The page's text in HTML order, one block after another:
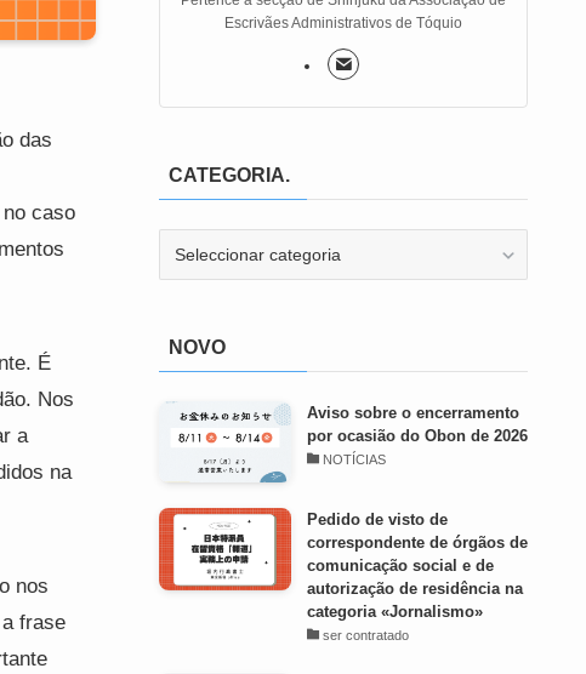
das
caso
É
Nos
a
na
nos
frase
Escrivães Administrativos de Tóquio
CATEGORIA.
NOVO
Aviso sobre o encerramento
por ocasião do Obon de 2026
NOTÍCIAS
Pedido de visto de
correspondente de órgãos de
comunicação social e de
autorização de residência na
categoria «Jornalismo»
ser contratado